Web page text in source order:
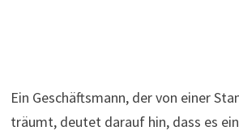
Ein Geschäftsmann, der von einer
träumt, deutet darauf hin, dass es